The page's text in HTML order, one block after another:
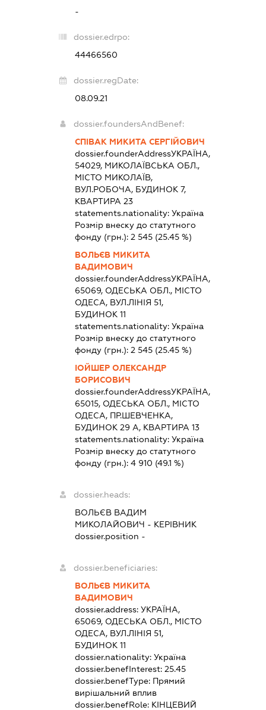
-
dossier.edrpo:
44466560
dossier.regDate:
08.09.21
dossier.foundersAndBenef:
СПІВАК МИКИТА СЕРГІЙОВИЧ
dossier.founderAddressУКРАЇНА,
54029, МИКОЛАЇВСЬКА ОБЛ.,
МІСТО МИКОЛАЇВ,
ВУЛ.РОБОЧА, БУДИНОК 7,
КВАРТИРА 23
statements.nationality:Україна
Розмір внеску до статутного
фонду (грн.):2 545 (25.45 %)
ВОЛЬЄВ МИКИТА
ВАДИМОВИЧ
dossier.founderAddressУКРАЇНА,
65069, ОДЕСЬКА ОБЛ., МІСТО
ОДЕСА, ВУЛ.ЛІНІЯ 51,
БУДИНОК 11
statements.nationality:Україна
Розмір внеску до статутного
фонду (грн.):2 545 (25.45 %)
ІОЙШЕР ОЛЕКСАНДР
БОРИСОВИЧ
dossier.founderAddressУКРАЇНА,
65015, ОДЕСЬКА ОБЛ., МІСТО
ОДЕСА, ПР.ШЕВЧЕНКА,
БУДИНОК 29 А, КВАРТИРА 13
statements.nationality:Україна
Розмір внеску до статутного
фонду (грн.):4 910 (49.1 %)
dossier.heads:
ВОЛЬЄВ ВАДИМ
МИКОЛАЙОВИЧ - КЕРІВНИК
dossier.position -
dossier.beneficiaries:
ВОЛЬЄВ МИКИТА
ВАДИМОВИЧ
dossier.address:УКРАЇНА,
65069, ОДЕСЬКА ОБЛ., МІСТО
ОДЕСА, ВУЛ.ЛІНІЯ 51,
БУДИНОК 11
dossier.nationality:Україна
dossier.benefInterest:25.45
dossier.benefType: Прямий
вирішальний вплив
dossier.benefRole: КІНЦЕВИЙ